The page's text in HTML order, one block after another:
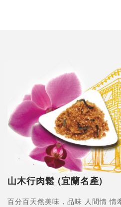
山木行肉鬆 (宜蘭名產)
百分百天然美味，品味 人間情 情